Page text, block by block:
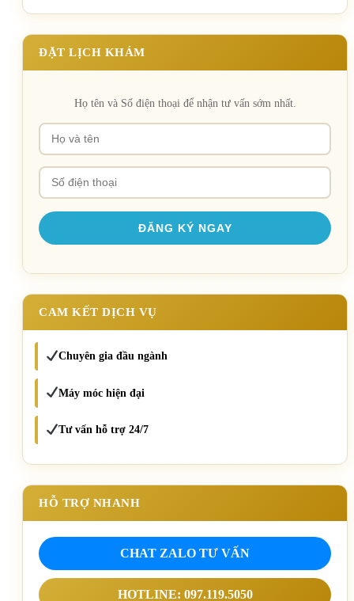
ĐẶT LỊCH KHÁM
Họ tên và Số điện thoại để nhận tư vấn sớm nhất.
CAM KẾT DỊCH VỤ
Chuyên gia đầu ngành
Máy móc hiện đại
Tư vấn hỗ trợ 24/7
HỖ TRỢ NHANH
CHAT ZALO TƯ VẤN
HOTLINE: 097.119.5050